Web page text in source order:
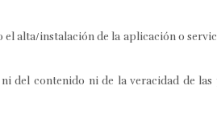
el alta/instalación de la aplicación o
del contenido ni de la veracidad de